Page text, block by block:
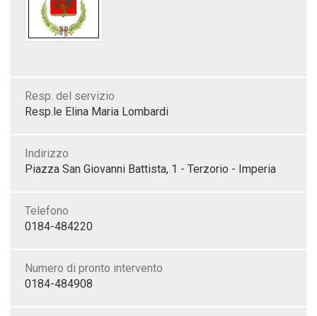
Resp. del servizio
Resp.le Elina Maria Lombardi
Indirizzo
Piazza San Giovanni Battista, 1 - Terzorio - Imperia
Telefono
0184-484220
Numero di pronto intervento
0184-484908